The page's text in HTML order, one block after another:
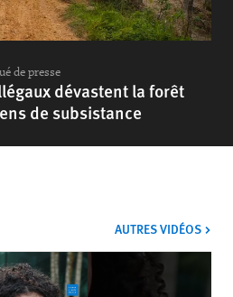
de presse
dévastent la forêt
de subsistance
AUTRES VIDÉOS